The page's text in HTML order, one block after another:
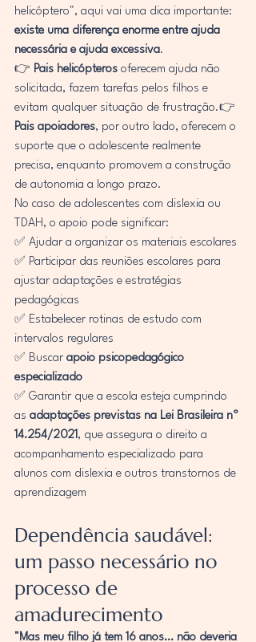
helicóptero", aqui vai uma dica importante:
existe uma diferença enorme entre ajuda
necessária e ajuda excessiva.
👉 Pais helicópteros oferecem ajuda não
solicitada, fazem tarefas pelos filhos e
evitam qualquer situação de frustração.👉
Pais apoiadores, por outro lado, oferecem o
suporte que o adolescente realmente
precisa, enquanto promovem a construção
de autonomia a longo prazo.
No caso de adolescentes com dislexia ou
TDAH, o apoio pode significar:
✅ Ajudar a organizar os materiais escolares
✅ Participar das reuniões escolares para
ajustar adaptações e estratégias
pedagógicas
✅ Estabelecer rotinas de estudo com
intervalos regulares
✅ Buscar apoio psicopedagógico
especializado
✅ Garantir que a escola esteja cumprindo
as adaptações previstas na Lei Brasileira nº
14.254/2021, que assegura o direito a
acompanhamento especializado para
alunos com dislexia e outros transtornos de
aprendizagem
Dependência saudável:
um passo necessário no
processo de
amadurecimento
"Mas meu filho já tem 16 anos… não deveria